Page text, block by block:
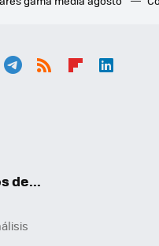
de...